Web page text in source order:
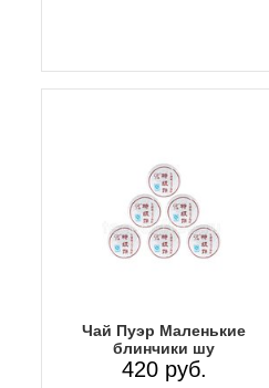
Чай Пуэр Маленькие
блинчики шу
420 руб.